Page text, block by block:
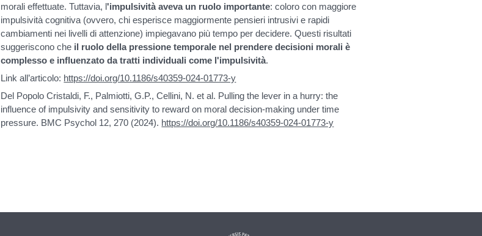
morali effettuate. Tuttavia, l'impulsività aveva un ruolo importante: coloro con maggiore
impulsività cognitiva (ovvero, chi esperisce maggiormente pensieri intrusivi e rapidi
cambiamenti nei livelli di attenzione) impiegavano più tempo per decidere. Questi risultati
suggeriscono che il ruolo della pressione temporale nel prendere decisioni morali è
complesso e influenzato da tratti individuali come l'impulsività.
Link all’articolo: https://doi.org/10.1186/s40359-024-01773-y
Del Popolo Cristaldi, F., Palmiotti, G.P., Cellini, N. et al. Pulling the lever in a hurry: the
influence of impulsivity and sensitivity to reward on moral decision-making under time
pressure. BMC Psychol 12, 270 (2024). https://doi.org/10.1186/s40359-024-01773-y